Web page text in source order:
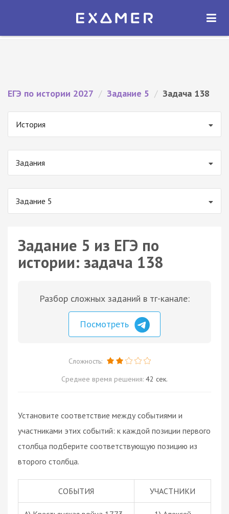
Экзамер — ЕГЭ 2027
ОТКРЫТЬ
ЕГЭ по истории 2027 / Задание 5 / Задача 138
История
Задания
Задание 5
Задание 5 из ЕГЭ по
истории: задача 138
Разбор сложных заданий в тг-канале:
Посмотреть
Сложность:
Среднее время решения: 42 сек.
Установите соответствие между событиями и
участниками этих событий: к каждой позиции первого
столбца подберите соответствующую позицию из
второго столбца.
СОБЫТИЯ УЧАСТНИКИ